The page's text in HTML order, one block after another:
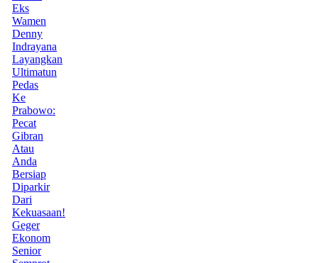
Eks
Wamen
Denny
Indrayana
Layangkan
Ultimatun
Pedas
Ke
Prabowo:
Pecat
Gibran
Atau
Anda
Bersiap
Diparkir
Dari
Kekuasaan!
Geger
Ekonom
Senior